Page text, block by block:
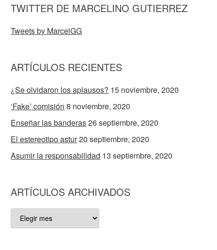
TWITTER DE MARCELINO GUTIERREZ
Tweets by MarcelGG
ARTÍCULOS RECIENTES
¿Se olvidaron los aplausos? 15 noviembre, 2020
‘Fake’ comisión 8 noviembre, 2020
Enseñar las banderas26 septiembre, 2020
El estereotipo astur20 septiembre, 2020
Asumir la responsabilidad 13 septiembre, 2020
ARTÍCULOS ARCHIVADOS
ARTÍCULOS
ARCHIVADOS